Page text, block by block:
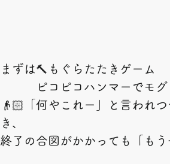
まずは🔨もぐらたたきゲーム
ピコピコハンマーでモグ
👴🏻「何やこれー」と言われ
き、
終了の合図がかかっても「も